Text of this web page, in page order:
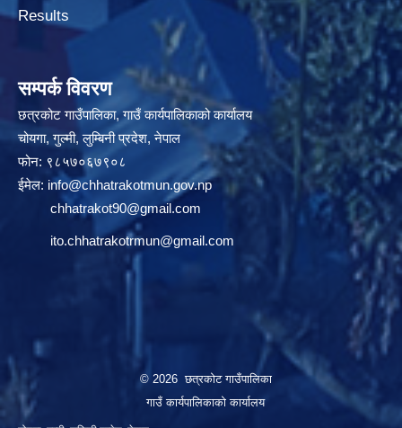
Results
सम्पर्क विवरण
छत्रकोट गाउँपालिका, गाउँ कार्यपालिकाको कार्यालय
चोयगा, गुल्मी, लुम्बिनी प्रदेश, नेपाल
फोन: ९८५७०६७९०८
ईमेल: info@chhatrakotmun.gov.np
chhatrakot90@gmail.com
ito.chhatrakotrmun@gmail.com
© 2026 छत्रकोट गाउँपालिका
गाउँ कार्यपालिकाको कार्यालय